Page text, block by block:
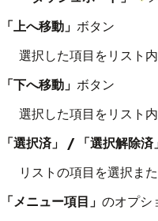
「上へ移動」 ボタン
選択した項目をリスト
「下へ移動」 ボタン
選択した項目をリスト
「選択済」 / 「選択解除済
リストの項目を選択ま
「メニュー項目」 のオプシ